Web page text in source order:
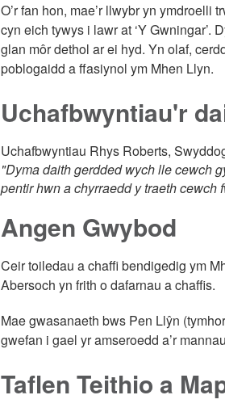
O’r fan hon, mae’r llwybr yn ymdroelli
cyn eich tywys i lawr at ‘Y Gwningar’.
glan môr dethol ar ei hyd. Yn olaf,
poblogaidd a ffasiynol ym Mhen Llyn.
Uchafbwyntiau'r
Uchafbwyntiau Rhys Roberts,
"Dyma daith gerdded wych lle cewch
pentir hwn a chyrraedd y traeth
Angen Gwybod
Ceir toiledau a chaffi bendigedig ym
Abersoch yn frith o dafarnau a chaffis.
Mae gwasanaeth bws Pen Llŷn
gwefan i gael yr amseroedd a’r
Taflen Teithio a